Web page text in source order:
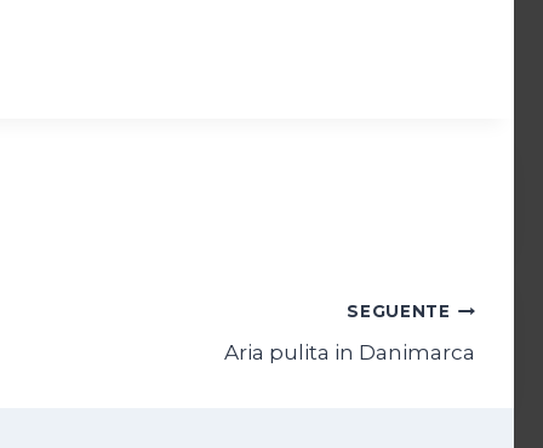
SEGUENTE
Aria pulita in Danimarca